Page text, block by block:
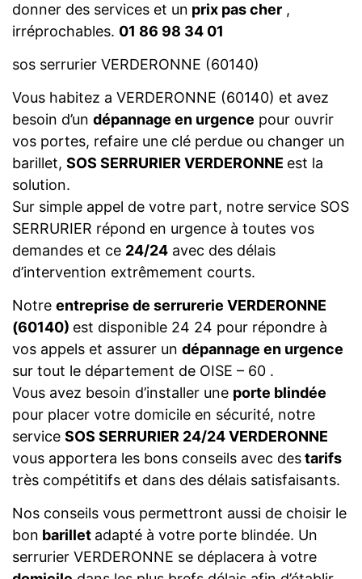
donner des services et un prix pas cher ,
irréprochables. 01 86 98 34 01
sos serrurier VERDERONNE (60140)
Vous habitez a VERDERONNE (60140) et avez
besoin d’un dépannage en urgence pour ouvrir
vos portes, refaire une clé perdue ou changer un
barillet, SOS SERRURIER VERDERONNE est la
solution.
Sur simple appel de votre part, notre service SOS
SERRURIER répond en urgence à toutes vos
demandes et ce 24/24 avec des délais
d’intervention extrêmement courts.
Notre entreprise de serrurerie VERDERONNE
(60140) est disponible 24 24 pour répondre à
vos appels et assurer un dépannage en urgence
sur tout le département de OISE – 60 .
Vous avez besoin d’installer une porte blindée
pour placer votre domicile en sécurité, notre
service SOS SERRURIER 24/24 VERDERONNE
vous apportera les bons conseils avec destarifs
très compétitifs et dans des délais satisfaisants.
Nos conseils vous permettront aussi de choisir le
bon barillet adapté à votre porte blindée. Un
serrurier VERDERONNE se déplacera à votre